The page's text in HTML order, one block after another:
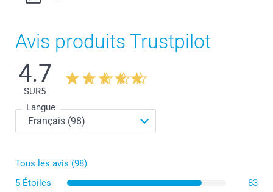
Avis produits Trustpilot
4.7
SUR5
Langue
Tous les avis (98)
5 Étoiles
83